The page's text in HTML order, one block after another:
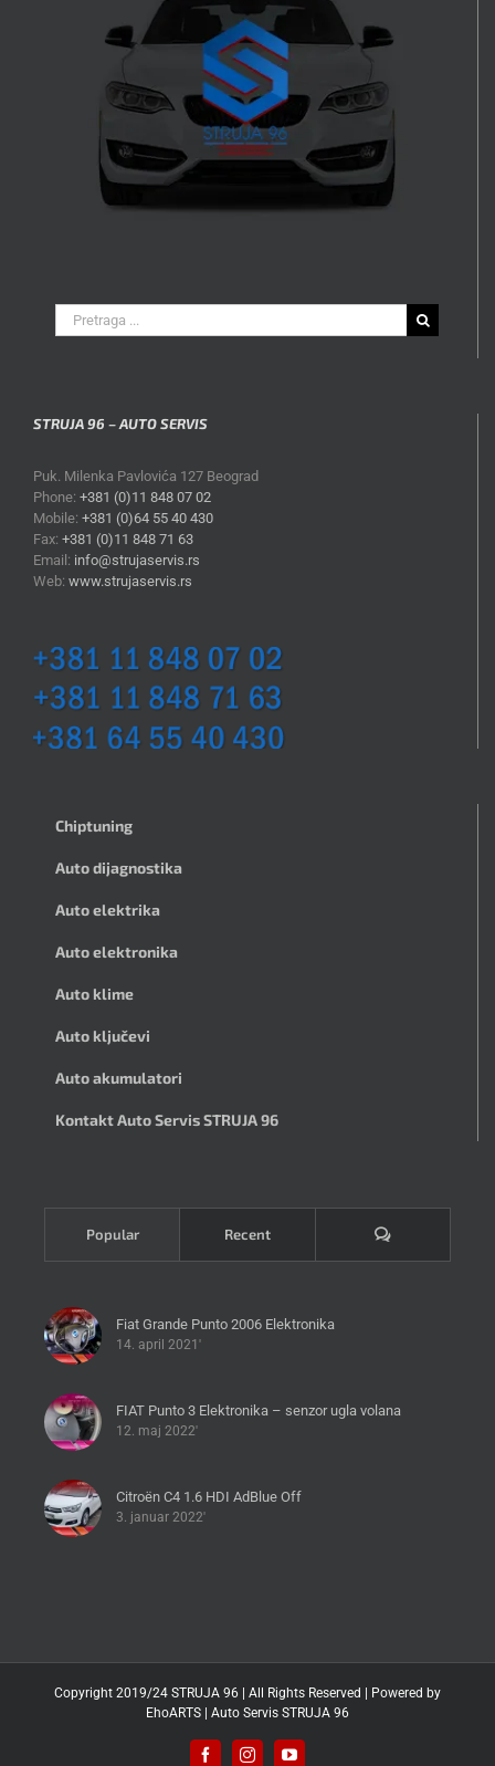
Search
for:
STRUJA 96 – AUTO SERVIS
Puk. Milenka Pavlovića 127 Beograd
Phone: +381 (0)11 848 07 02
Mobile: +381 (0)64 55 40 430
Fax: +381 (0)11 848 71 63
Email: info@strujaservis.rs
Web: www.strujaservis.rs
Chiptuning
Auto dijagnostika
Auto elektrika
Auto elektronika
Auto klime
Auto ključevi
Auto akumulatori
Kontakt Auto Servis STRUJA 96
Popular Recent Komentari
Fiat Grande Punto 2006 Elektronika
14. april 2021'
FIAT Punto 3 Elektronika – senzor ugla volana
12. maj 2022'
Citroën C4 1.6 HDI AdBlue Off
3. januar 2022'
Copyright 2019/24 STRUJA 96 | All Rights Reserved | Powered by
EhoARTS | Auto Servis STRUJA 96
FacebookInstagramYouTube